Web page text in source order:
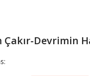
Çakır-Devrimin